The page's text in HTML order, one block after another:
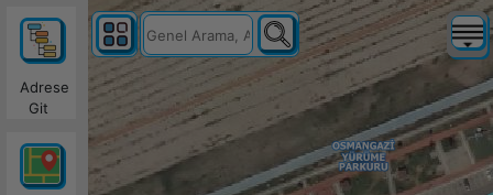
Adrese
Git